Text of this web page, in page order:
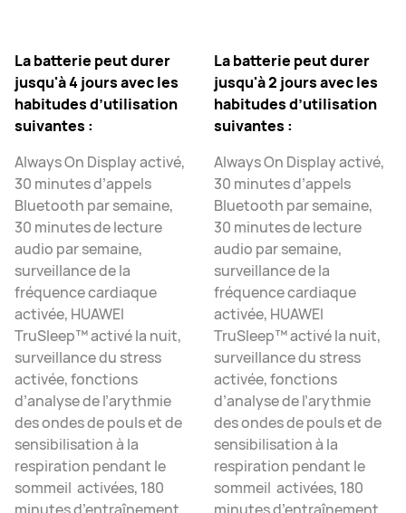
La batterie peut durer
jusqu'à 4 jours avec les
habitudes d’utilisation
suivantes :
Always On Display activé,
30 minutes d’appels
Bluetooth par semaine,
30 minutes de lecture
audio par semaine,
surveillance de la
fréquence cardiaque
activée, HUAWEI
TruSleep™ activé la nuit,
surveillance du stress
activée, fonctions
d’analyse de l’arythmie
des ondes de pouls et de
sensibilisation à la
respiration pendant le
sommeil activées, 180
La batterie peut durer
jusqu'à 2 jours avec les
habitudes d’utilisation
suivantes :
Always On Display activé,
30 minutes d’appels
Bluetooth par semaine,
30 minutes de lecture
audio par semaine,
surveillance de la
fréquence cardiaque
activée, HUAWEI
TruSleep™ activé la nuit,
surveillance du stress
activée, fonctions
d’analyse de l’arythmie
des ondes de pouls et de
sensibilisation à la
respiration pendant le
sommeil activées, 180